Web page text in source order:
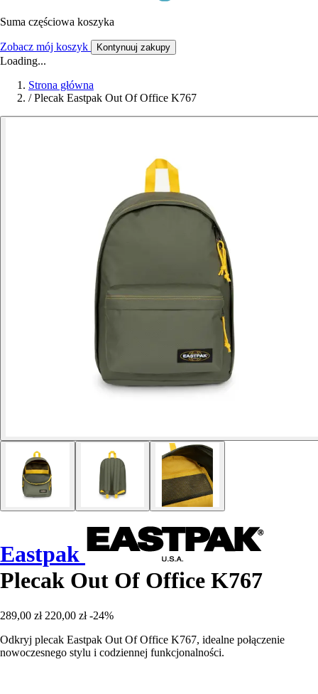
Suma częściowa koszyka
Zobacz mój koszyk Kontynuuj zakupy
Loading...
Strona główna
/ Plecak Eastpak Out Of Office K767
Eastpak
Plecak Out Of Office K767
289,00 zł 220,00 zł -24%
Odkryj plecak Eastpak Out Of Office K767, idealne połączenie
nowoczesnego stylu i codziennej funkcjonalności.